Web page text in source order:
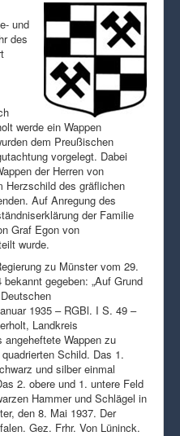
und
des
werde ein Wappen
dem Preußischen
vorgelegt. Dabei
der Herren von
Herzschild des gräflichen
Auf Anregung des
der Familie
Graf Egon von
wurde.
zu Münster vom 29.
gegeben: „Auf Grund
1935 – RGBl. I S. 49 –
Landkreis
Wappen zu
Schild. Das 1.
und silber einmal
2. obere und 1. untere Feld
Hammer und Schlägel in
den 8. Mai 1937. Der
Gez. Frhr. Von Lüninck.